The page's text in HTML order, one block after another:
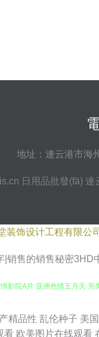
地址：連云港市海
日用品批發(fā) 連
装饰设计工程有限公司
售的销售秘密
院A片 亚洲色情五月天
精品性 乱伦种子 美
看 欧美图片在线观看